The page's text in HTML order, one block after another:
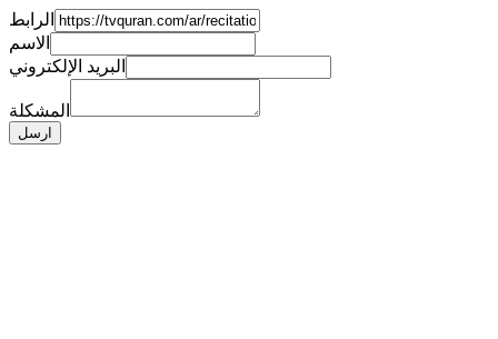
الرابط
الاسم
البريد الإلكتروني
المشكلة
ارسل